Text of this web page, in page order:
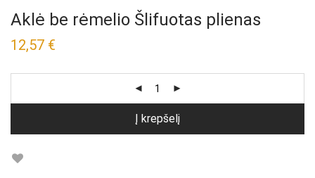
Aklė be rėmelio Šlifuotas plienas
12,57 €
Į krepšelį